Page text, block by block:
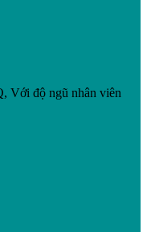
Với độ ngũ nhân viên